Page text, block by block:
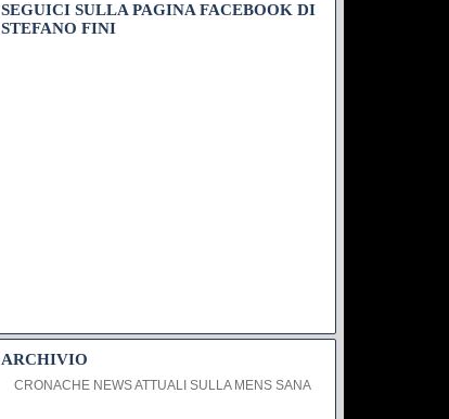
SEGUICI SULLA PAGINA FACEBOOK DI
STEFANO FINI
ARCHIVIO
CRONACHE NEWS ATTUALI SULLA MENS SANA